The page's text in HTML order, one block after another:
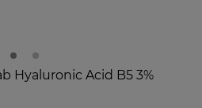
Hyaluronic Acid B5 3%